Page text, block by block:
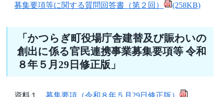
募集要項等に関する質問回答書（第２回） (258KB)
「かつらぎ町役場庁舎建替及び賑わいの
創出に係る官民連携事業募集要項等 令和
８年５月29日修正版」
資料１募集要項（令和８年５月29日修正版）